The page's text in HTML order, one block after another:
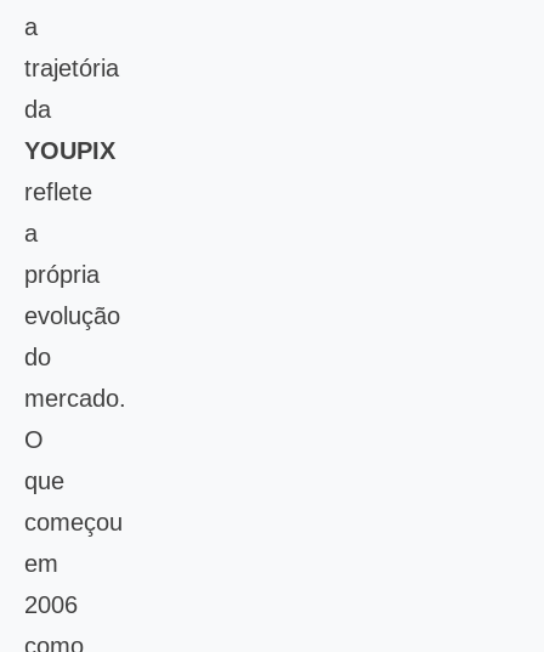
a
trajetória
da
YOUPIX
reflete
a
própria
evolução
do
mercado.
O
que
começou
em
2006
como